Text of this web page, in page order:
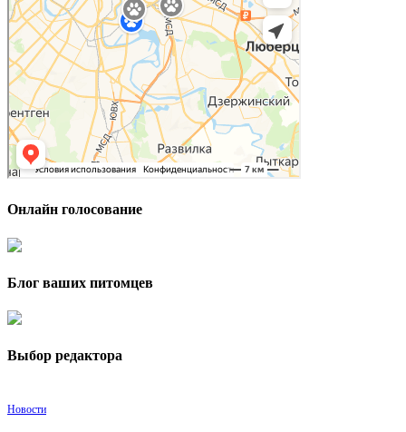
Онлайн голосование
Блог ваших питомцев
Выбор редактора
Новости